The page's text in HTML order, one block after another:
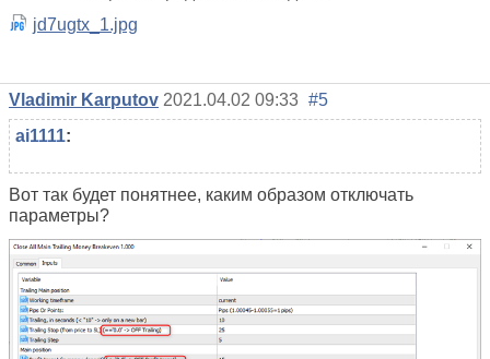
jd7ugtx_1.jpg
Vladimir Karputov 2021.04.02 09:33 #5
ai1111:
Вот так будет понятнее, каким образом отключать
параметры?